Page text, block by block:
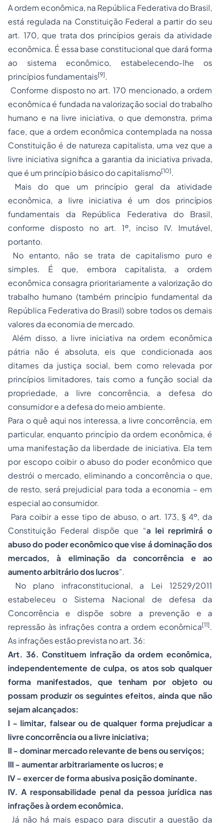
A ordem econômica, na República Federativa do Brasil,
está regulada na Constituição Federal a partir do seu
art. 170, que trata dos princípios gerais da atividade
econômica. É essa base constitucional que dará forma
ao sistema econômico, estabelecendo-lhe os
princípios fundamentais[9].
Conforme disposto no art. 170 mencionado, a ordem
econômica é fundada na valorização social do trabalho
humano e na livre iniciativa, o que demonstra, prima
face, que a ordem econômica contemplada na nossa
Constituição é de natureza capitalista, uma vez que a
livre iniciativa significa a garantia da iniciativa privada,
que é um princípio básico do capitalismo[10].
Mais do que um princípio geral da atividade
econômica, a livre iniciativa é um dos princípios
fundamentais da República Federativa do Brasil,
conforme disposto no art. 1º, inciso IV. Imutável,
portanto.
No entanto, não se trata de capitalismo puro e
simples. É que, embora capitalista, a ordem
econômica consagra prioritariamente a valorização do
trabalho humano (também princípio fundamental da
República Federativa do Brasil) sobre todos os demais
valores da economia de mercado.
Além disso, a livre iniciativa na ordem econômica
pátria não é absoluta, eis que condicionada aos
ditames da justiça social, bem como relevada por
princípios limitadores, tais como a função social da
propriedade, a livre concorrência, a defesa do
consumidor e a defesa do meio ambiente.
Para o quê aqui nos interessa, a livre concorrência, em
particular, enquanto princípio da ordem econômica, é
uma manifestação da liberdade de iniciativa. Ela tem
por escopo coibir o abuso do poder econômicoque
destrói o mercado, eliminando a concorrência o que,
de resto, será prejudicial para toda a economia – em
especial ao consumidor.
Para coibir a esse tipo de abuso, o art. 173, § 4º, da
Constituição Federal dispõe que “a lei reprimirá o
abuso do poder econômico que vise á dominação dos
mercados, à eliminação da concorrência e ao
aumento arbitrário dos lucros”.
No plano infraconstitucional, a Lei 12529/2011
estabeleceu o Sistema Nacional de defesa da
Concorrência e dispõe sobre a prevenção e a
repressão às infrações contra a ordem econômica[11].
As infrações estão prevista no art. 36:
Art. 36. Constituem infração da ordem econômica,
independentemente de culpa, os atos sob qualquer
forma manifestados, que tenham por objeto ou
possam produzir os seguintes efeitos, ainda que não
sejam alcançados:
I - limitar, falsear ou de qualquer forma prejudicar a
livre concorrência ou a livre iniciativa;
II - dominar mercado relevante de bens ou serviços;
III - aumentar arbitrariamente os lucros; e
IV - exercer de forma abusiva posição dominante.
IV. A responsabilidade penal da pessoa jurídica nas
infrações à ordem econômica.
Já não há mais espaço para discutir a questão da